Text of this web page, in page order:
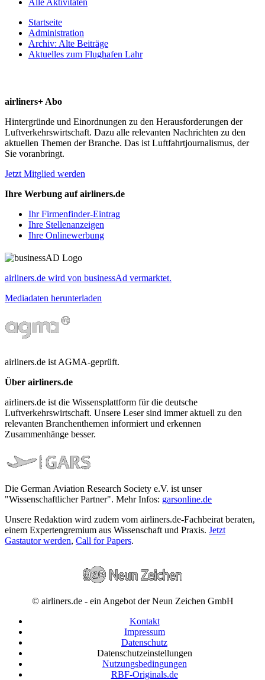
Startseite
Administration
Archiv: Alte Beiträge
Aktuelles zum Flughafen Lahr
airliners+ Abo
Hintergründe und Einordnungen zu den Herausforderungen der
Luftverkehrswirtschaft. Dazu alle relevanten Nachrichten zu den
aktuellen Themen der Branche. Das ist Luftfahrtjournalismus, der
Sie voranbringt.
Jetzt Mitglied werden
Ihre Werbung auf airliners.de
Ihr Firmenfinder-Eintrag
Ihre Stellenanzeigen
Ihre Onlinewerbung
airliners.de wird von businessAd vermarktet.
Mediadaten herunterladen
airliners.de ist AGMA-geprüft.
Über airliners.de
airliners.de ist die Wissensplattform für die deutsche
Luftverkehrswirtschaft. Unsere Leser sind immer aktuell zu den
relevanten Branchenthemen informiert und erkennen
Zusammenhänge besser.
Die German Aviation Research Society e.V. ist unser
"Wissenschaftlicher Partner". Mehr Infos: garsonline.de
Unsere Redaktion wird zudem vom airliners.de-Fachbeirat beraten,
einem Expertengremium aus Wissenschaft und Praxis. Jetzt
Gastautor werden, Call for Papers.
© airliners.de - ein Angebot der Neun Zeichen GmbH
Kontakt
Impressum
Datenschutz
Datenschutzeinstellungen
Nutzungsbedingungen
RBF-Originals.de